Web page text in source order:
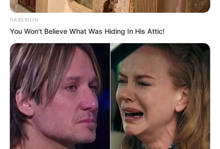
DÜNYA
TƏCİLİ! Qardaş ölkə kritik sistemi Bakıya
təhvil verdi - Tarixdə İLK
176 0 0
HABERION
You Won't Believe What Was Hiding In His Attic!